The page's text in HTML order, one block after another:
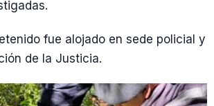
fue alojado en sede policial y
de la Justicia.